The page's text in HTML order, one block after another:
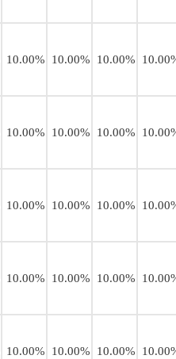
10.00% 10.00% 10.00%
10.00% 10.00% 10.00%
10.00% 10.00% 10.00%
10.00% 10.00% 10.00%
10.00% 10.00% 10.00%